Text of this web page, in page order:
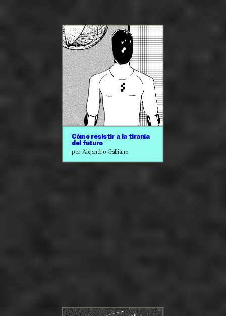
Cómo resistir a la tiranía
del futuro
por Alejandro Galliano